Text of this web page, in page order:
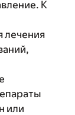
К
лечения
или